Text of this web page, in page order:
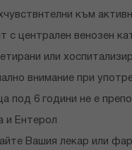
към
с централен венозен
или
внимание при
под 6 години не е
и Ентерол
Вашия лекар или